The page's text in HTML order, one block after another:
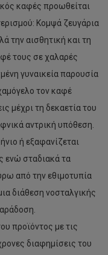
καφές προωθείται
Κομψά ζευγάρια
την αισθητική και τη
τους σε χαλαρές
γυναικεία παρουσία
τον καφέ
μέχρι τη δεκαετία του
αντρική υπόθεση.
ή εξαφανίζεται
ενώ σταδιακά τα
από την εθιμοτυπία
διάθεση νοσταλγικής
προϊόντος με τις
διαφημίσεις του